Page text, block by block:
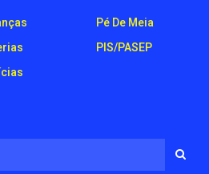
Pé De Meia
PIS/PASEP